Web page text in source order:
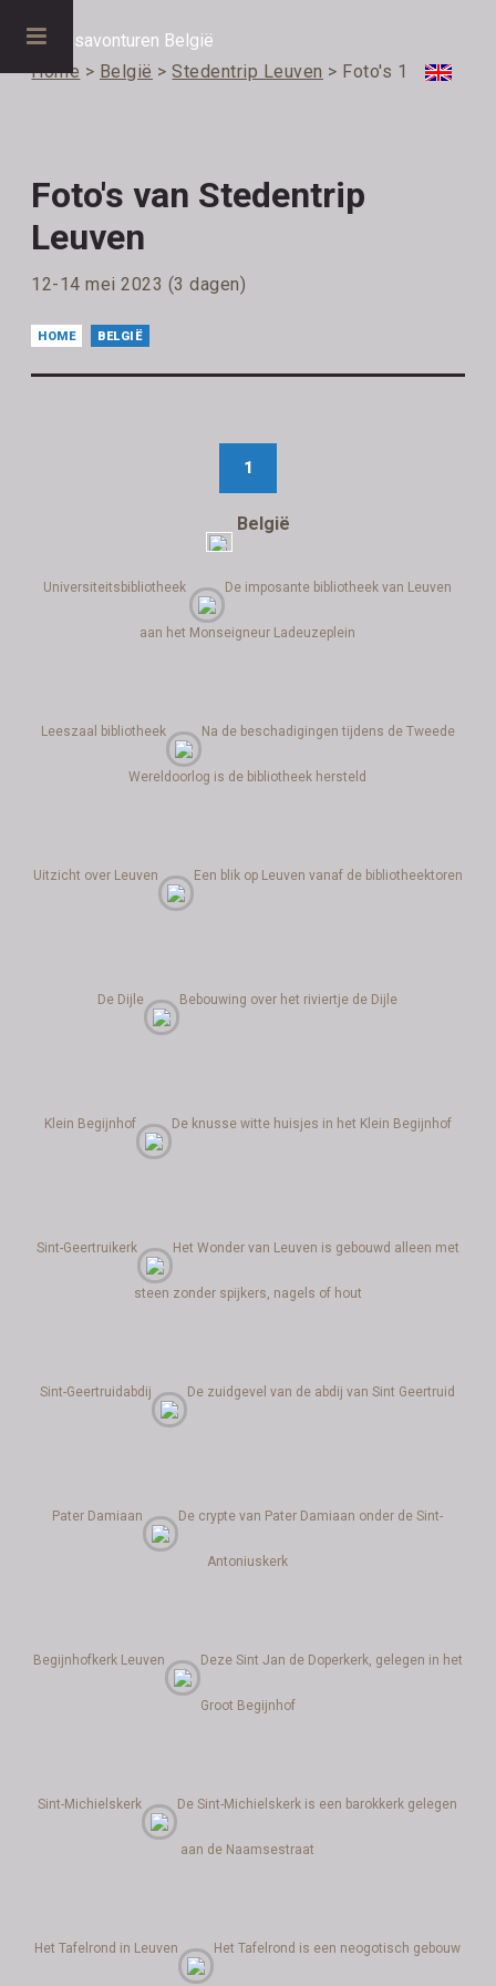
Home > België >Stedentrip Leuven > Foto's 1
Foto's van Stedentrip
Leuven
12-14 mei 2023 (3 dagen)
HOME BELGIË
1
België
Universiteitsbibliotheek De imposante bibliotheek van Leuven
aan het Monseigneur Ladeuzeplein
Leeszaal bibliotheek Na de beschadigingen tijdens de Tweede
Wereldoorlog is de bibliotheek hersteld
Uitzicht over Leuven Een blik op Leuven vanaf de bibliotheektoren
De Dijle Bebouwing over het riviertje de Dijle
Klein Begijnhof De knusse witte huisjes in het Klein Begijnhof
Sint-Geertruikerk Het Wonder van Leuven is gebouwd alleen met
steen zonder spijkers, nagels of hout
Sint-Geertruidabdij De zuidgevel van de abdij van Sint Geertruid
Pater Damiaan De crypte van Pater Damiaan onder de Sint-
Antoniuskerk
Begijnhofkerk Leuven Deze Sint Jan de Doperkerk, gelegen in het
Groot Begijnhof
Sint-Michielskerk De Sint-Michielskerk is een barokkerk gelegen
aan de Naamsestraat
Het Tafelrond in Leuven Het Tafelrond is een neogotisch gebouw